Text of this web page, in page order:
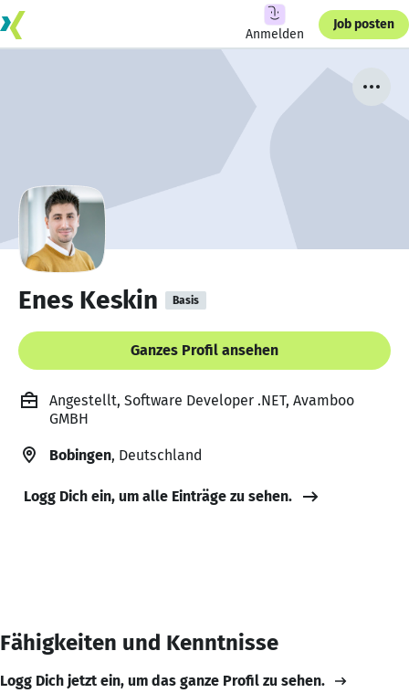
Anmelden
Job posten
Enes Keskin Basis
Ganzes Profil ansehen
Angestellt, Software Developer .NET, Avamboo
GMBH
Bobingen, Deutschland
Logg Dich ein, um alle Einträge zu sehen.
Fähigkeiten und Kenntnisse
Logg Dich jetzt ein, um das ganze Profil zu sehen.